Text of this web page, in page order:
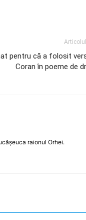
pentru că a folosit
Coran în poeme de
raionul Orhei.